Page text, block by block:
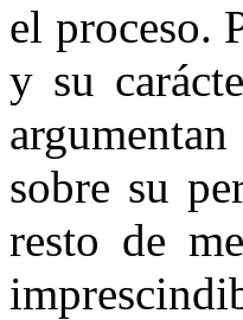
el proceso.
y su
sobre su
resto de